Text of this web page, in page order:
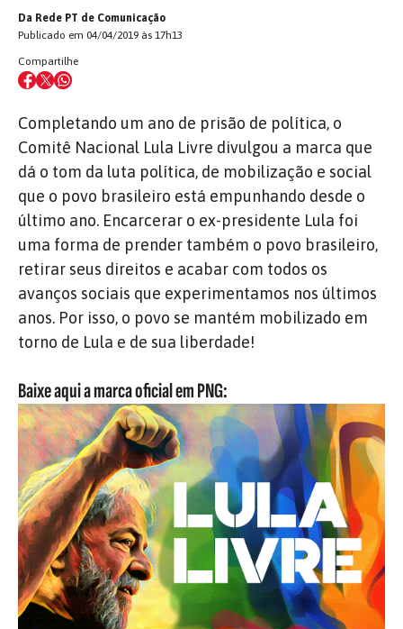
Da Rede PT de Comunicação
Publicado em 04/04/2019 às 17h13
Compartilhe
Completando um ano de prisão de política, o
Comitê Nacional Lula Livre divulgou a marca que
dá o tom da luta política, de mobilização e social
que o povo brasileiro está empunhando desde o
último ano. Encarcerar o ex-presidente Lula foi
uma forma de prender também o povo brasileiro,
retirar seus direitos e acabar com todos os
avanços sociais que experimentamos nos últimos
anos. Por isso, o povo se mantém mobilizado em
torno de Lula e de sua liberdade!
Baixe aqui a marca oficial em PNG: